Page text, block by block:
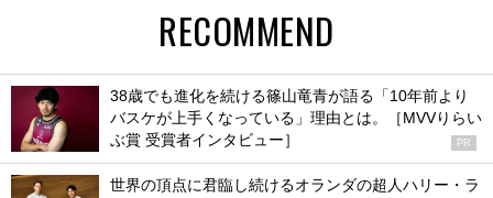
RECOMMEND
38歳でも進化を続ける篠山竜青が語る「10年前より
バスケが上手くなっている」理由とは。［MVVりらい
ぶ賞 受賞者インタビュー］
PR
世界の頂点に君臨し続けるオランダの超人ハリー・ラ